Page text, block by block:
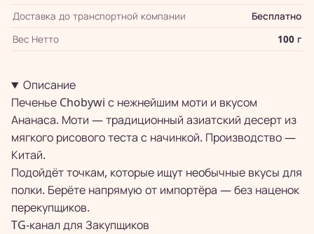
Доставка до транспортной компании
Бесплатно
Вес Нетто
100 г
Описание
Печенье Chobywi с нежнейшим моти и вкусом
Ананаса. Моти — традиционный азиатский десерт из
мягкого рисового теста с начинкой. Производство —
Китай.
Подойдёт точкам, которые ищут необычные вкусы для
полки. Берёте напрямую от импортёра — без наценок
перекупщиков.
TG-канал для Закупщиков